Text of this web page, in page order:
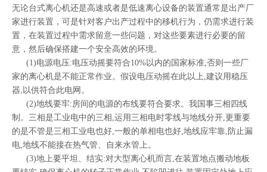
无论台式离心机还是高速或者是低速离心设备的装置通常是出产厂
家进行装置，可是针对客户出产过程中的移机行为，仍需求进行装
置，在装置过程中需求留意一些问题，对这些要素进行必要的留
意，然后确保搭建一个安全高效的环境。
(1)电源电压:电压动摇要符合10%以内的国家标准,否则一些厂
家的离心机是不能正常作业。假设电压动摇在此以上,建议用稳压
器,以供符合此电网。
(2)地线要牢:房间的电源的布线要符合要求。我国事三相四线
制。三相是工业电中的三相,运用三相电时零线与地线分开,更重要
的是不管是三相工业电也好,一般的单相电也好,地线应牢靠,防止漏
电,地线不能接在热气管、自来水管上。
(3)地上要平坦、结实:对大型离心机而言,在装置地点搬动地板